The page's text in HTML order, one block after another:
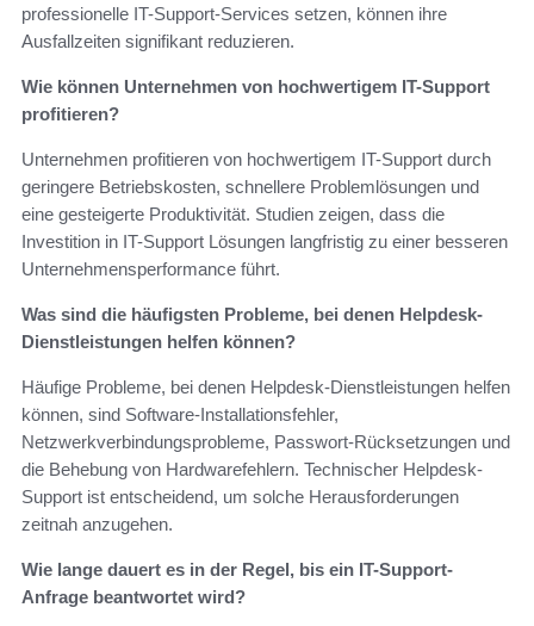
professionelle IT-Support-Services setzen, können ihre
Ausfallzeiten signifikant reduzieren.
Wie können Unternehmen von hochwertigem IT-Support
profitieren?
Unternehmen profitieren von hochwertigem IT-Support durch
geringere Betriebskosten, schnellere Problemlösungen und
eine gesteigerte Produktivität. Studien zeigen, dass die
Investition in IT-Support Lösungen langfristig zu einer besseren
Unternehmensperformance führt.
Was sind die häufigsten Probleme, bei denen Helpdesk-
Dienstleistungen helfen können?
Häufige Probleme, bei denen Helpdesk-Dienstleistungen helfen
können, sind Software-Installationsfehler,
Netzwerkverbindungsprobleme, Passwort-Rücksetzungen und
die Behebung von Hardwarefehlern. Technischer Helpdesk-
Support ist entscheidend, um solche Herausforderungen
zeitnah anzugehen.
Wie lange dauert es in der Regel, bis ein IT-Support-
Anfrage beantwortet wird?